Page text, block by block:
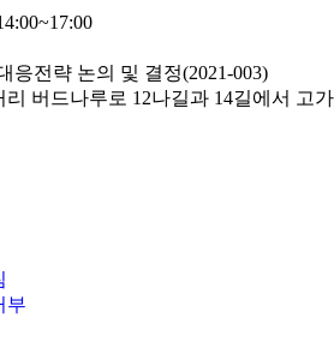
응전략 논의 및 결정(2021-003)
리 버드나루로 12나길과 14길에서 고
부